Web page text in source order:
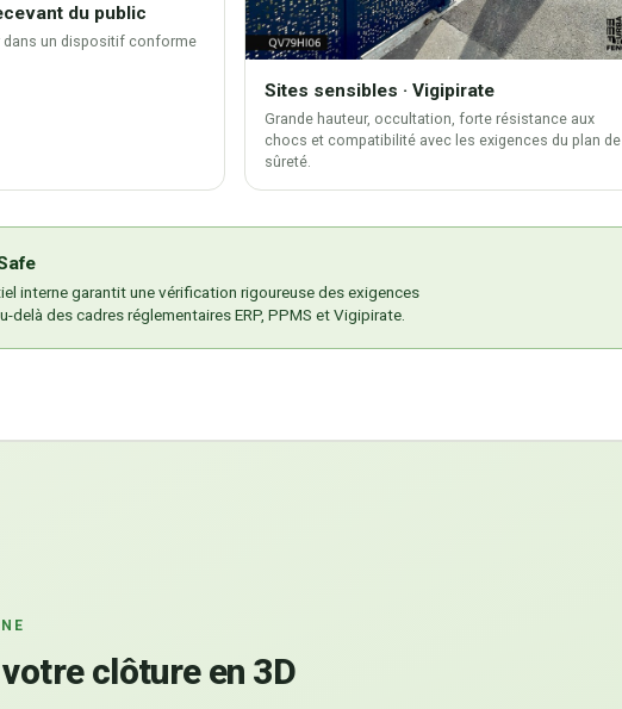
du public
dans un dispositif conforme
Sites sensibles · Vigipirate
Grande hauteur, occultation, forte résistance aux
chocs et compatibilité avec les exigences du plan de
sûreté.
interne garantit une vérification rigoureuse des exigences
delà des cadres réglementaires ERP, PPMS et Vigipirate.
clôture en 3D